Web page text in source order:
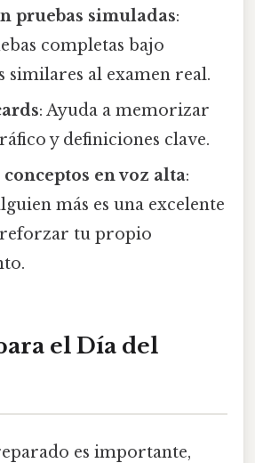
pruebas simuladas:
completas bajo
similares al examen real.
: Ayuda a memorizar
y definiciones clave.
en voz alta:
más es una excelente
tu propio
el Día del
es importante,